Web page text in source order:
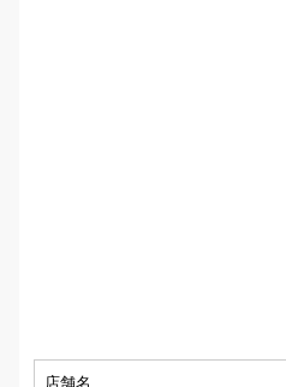
店舗名